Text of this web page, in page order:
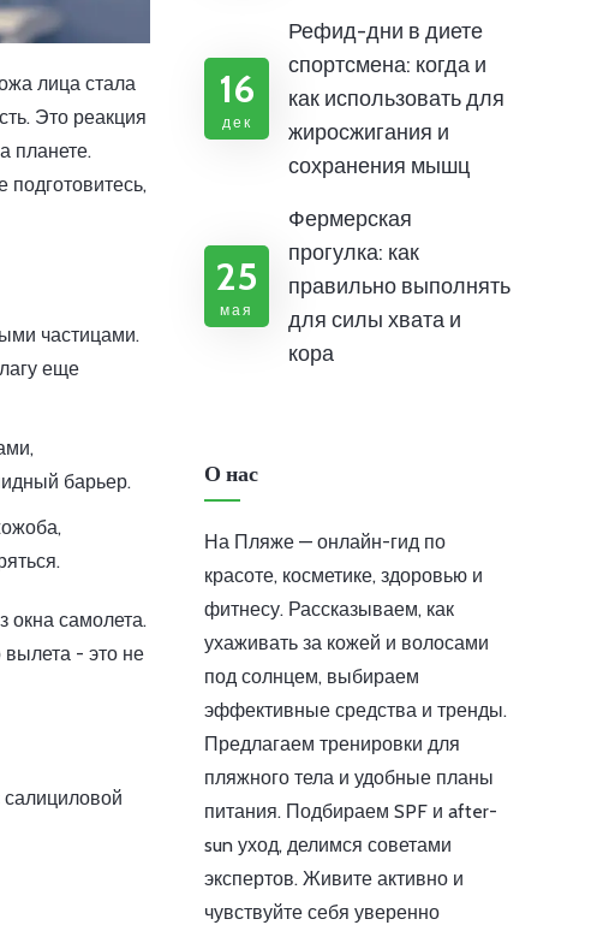
лица стала
Это реакция
планете.
частицами.
еще
барьер.
окна самолета.
вылета - это не
16
дек
Рефид-дни в диете
спортсмена: когда и
как использовать для
жиросжигания и
сохранения мышц
25
мая
Фермерская
прогулка: как
правильно выполнять
для силы хвата и
кора
О нас
На Пляже — онлайн-гид по
красоте, косметике, здоровью и
фитнесу. Рассказываем, как
ухаживать за кожей и волосами
под солнцем, выбираем
эффективные средства и тренды.
Предлагаем тренировки для
пляжного тела и удобные планы
питания. Подбираем SPF и after-
sun уход, делимся советами
экспертов. Живите активно и
чувствуйте себя уверенно